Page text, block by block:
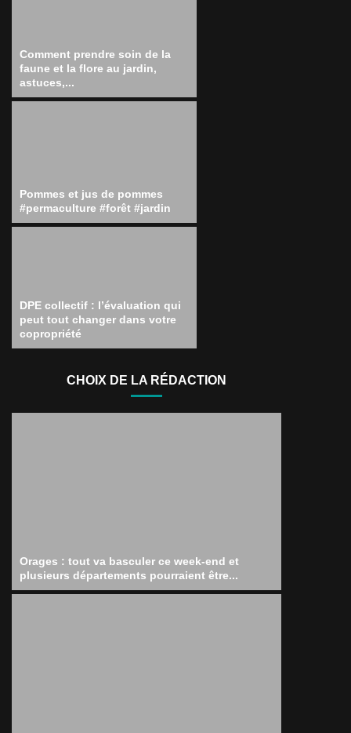
Comment prendre soin de la
faune et la flore au jardin,
astuces,...
Pommes et jus de pommes
#permaculture #forêt #jardin
DPE collectif : l’évaluation qui
peut tout changer dans votre
copropriété
CHOIX DE LA RÉDACTION
Orages : tout va basculer ce week-end et
plusieurs départements pourraient être...